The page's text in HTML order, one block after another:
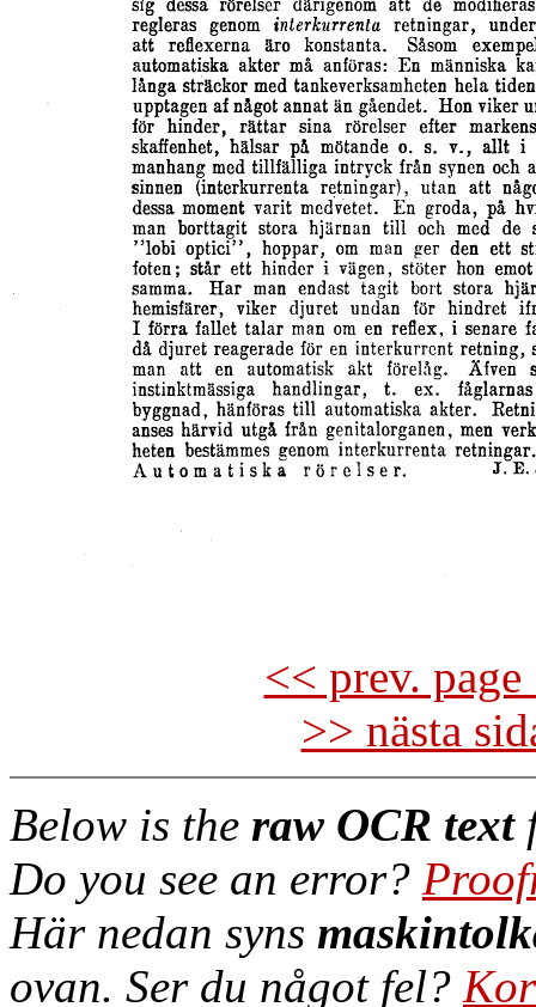
<< prev.
>> nästa
Below is the raw OCR text
Do you see an error?
Här nedan syns
ovan. Ser du något fel?